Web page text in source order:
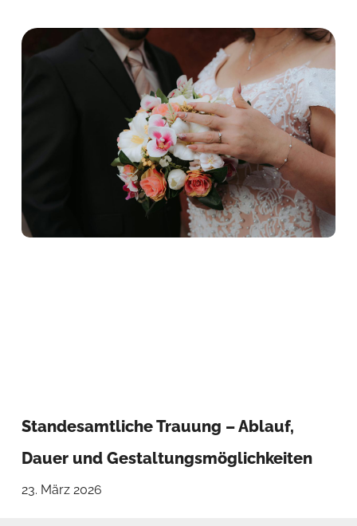
Standesamtliche Trauung – Ablauf,
Dauer und Gestaltungsmöglichkeiten
23. März 2026